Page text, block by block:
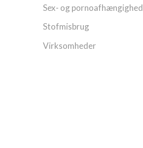
Sex- og pornoafhængighed
Stofmisbrug
Virksomheder